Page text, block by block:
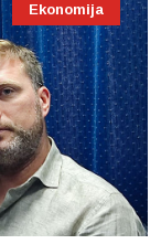
Ekonomija